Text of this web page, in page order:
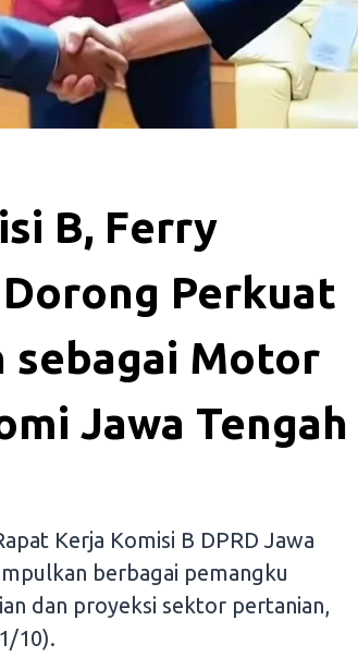
B, Ferry
Perkuat
sebagai Motor
Jawa Tengah
Kerja Komisi B DPRD Jawa
berbagai pemangku
dan proyeksi sektor pertanian,
10).